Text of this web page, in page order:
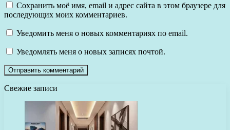
Сохранить моё имя, email и адрес сайта в этом браузере для
последующих моих комментариев.
Уведомить меня о новых комментариях по email.
Уведомлять меня о новых записях почтой.
Свежие записи